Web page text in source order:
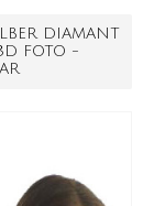
DIAMANT
FOTO -